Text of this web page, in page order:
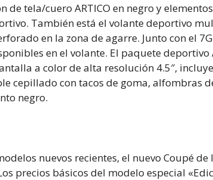
de tela/cuero ARTICO en negro y
También está el volante deportivo
en la zona de agarre. Junto con el
en el volante. El paquete
a color de alta resolución 4.5″,
cepillado con tacos de goma, alfombras
negro.
nuevos recientes, el nuevo Coupé
precios básicos del modelo especial